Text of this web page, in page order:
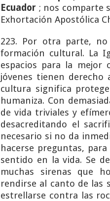
Ecuador ; nos comparte
Exhortación Apostólica
223. Por otra parte,
formación cultural. La
espacios para la mejor
jóvenes tienen derecho
cultura significa
humaniza. Con
de vida triviales y
desacreditando el
necesario si no da
hacerse preguntas,
sentido en la vida. Se
muchas sirenas que
rendirse al canto de las
estrellarse contra las